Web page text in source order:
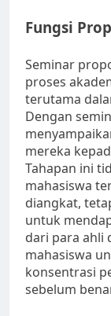
Fungsi
Seminar
proses
terutama
Dengan
mereka
Tahapan ini
mahasiswa
diangkat,
untuk
dari para ahli
mahasiswa
konsentrasi
sebelum